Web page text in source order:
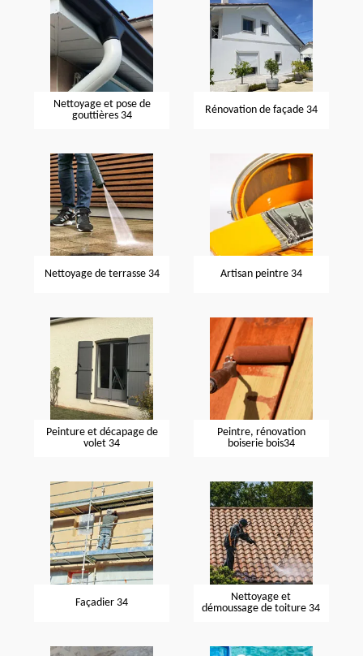
Nettoyage et pose de
gouttières 34
Rénovation de façade 34
Nettoyage de terrasse 34 Artisan peintre 34
Peinture et décapage de
volet 34
Peintre, rénovation
boiserie bois34
Façadier 34
Nettoyage et
démoussage de toiture 34